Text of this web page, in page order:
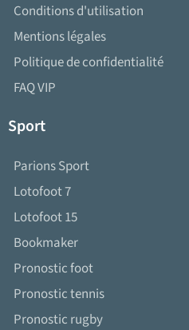
Conditions d'utilisation
Mentions légales
Politique de confidentialité
FAQ VIP
Sport
Parions Sport
Lotofoot 7
Lotofoot 15
Bookmaker
Pronostic foot
Pronostic tennis
Pronostic rugby